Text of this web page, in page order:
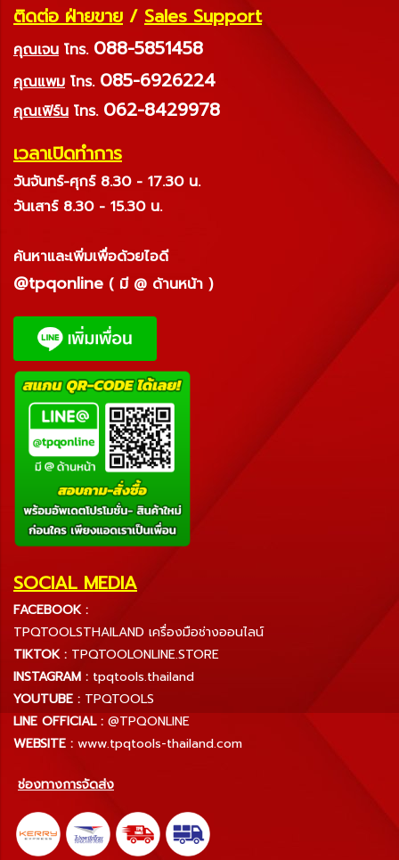
ติดต่อ ฝ่ายขาย / Sales Support
คุณเจน โทร. 088-5851458
คุณแพม โทร. 085-6926224
คุณเฟิร์น โทร. 062-8429978
เวลาเปิดทำการ
วันจันทร์-ศุกร์ 8.30 - 17.30 น.
วันเสาร์ 8.30 - 15.30 น.
ค้นหาและเพิ่มเพื่อด้วยไอดี
@tpqonline ( มี @ ด้านหน้า )
SOCIAL MEDIA
FACEBOOK :
TPQTOOLSTHAILAND เครื่องมือช่างออนไลน์
TIKTOK : TPQTOOLONLINE.STORE
INSTAGRAM : tpqtools.thailand
YOUTUBE : TPQTOOLS
LINE OFFICIAL : @TPQONLINE
WEBSITE : www.tpqtools-thailand.com
ช่องทางการจัดส่ง